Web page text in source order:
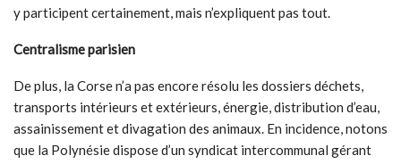
y participent certainement, mais n’expliquent pas tout.
Centralisme parisien
De plus, la Corse n’a pas encore résolu les dossiers déchets,
transports intérieurs et extérieurs, énergie, distribution d’eau,
assainissement et divagation des animaux. En incidence, notons
que la Polynésie dispose d’un syndicat intercommunal gérant